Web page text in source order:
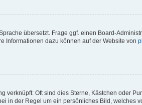
übersetzt. Frage ggf. einen Board-
Informationen dazu können auf der Website von
Oft sind dies Sterne, Kästchen oder
in der Regel um ein persönliches Bild, welches